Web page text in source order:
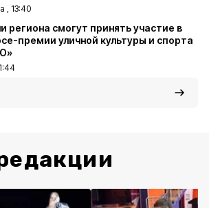
, 13:40
региона смогут принять участие в
премии уличной культуры и спорта